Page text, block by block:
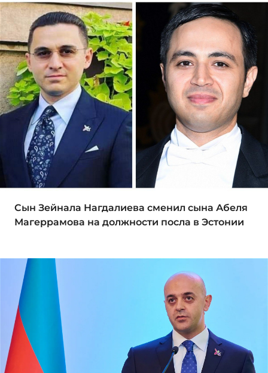
Сын Зейнала Нагдалиева сменил сына Абеля
Магеррамова на должности посла в Эстонии